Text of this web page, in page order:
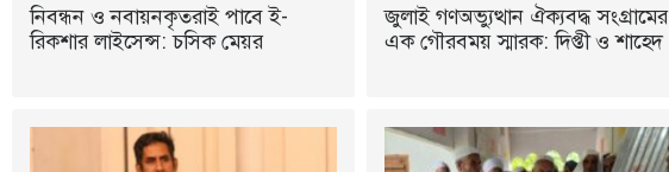
নিবন্ধন ও নবায়নকৃতরাই পাবে ই-
রিকশার লাইসেন্স: চসিক মেয়র
জুলাই গণঅভ্যুত্থান ঐক্যবদ্ধ সংগ্রামের
এক গৌরবময় স্মারক: দিপ্তী ও শাহেদ